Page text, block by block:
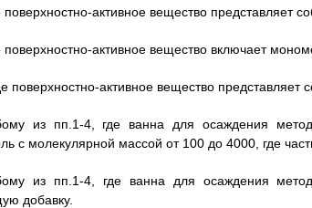
активное вещество представляет
активное вещество включает
поверхностно-активное вещество представляет
из пп.1-4, где ванна для осаждения
с молекулярной массой от 100 до 4000, где
из пп.1-4, где ванна для осаждения
добавку.